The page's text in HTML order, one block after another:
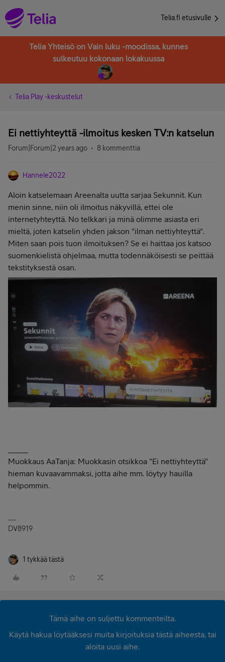
Telia.fi etusivulle
Telia Yhteisö on Vain luku -moodissa, kunnes
sulkeutuu kokonaan lokakuussa
Telia Play -keskustelut
Ei nettiyhteyttä -ilmoitus kesken TV:n katselun
Forum|Forum|2 years ago 8 kommenttia
Hannele2022
Aloin katselemaan Areenalta uutta sarjaa Sekunnit. Kun
menin sinne, niin oli ilmoitus näkyvillä, ettei ole
internetyhteyttä. No telkkari ja minä olimme asiasta eri
mieltä, joten katselin yhden jakson "ilman nettiyhteyttä".
Miten saan pois tuon ilmoituksen? Se ei haittaa jos katsoo
suomenkielistä ohjelmaa, mutta todennäköisesti se peittää
tekstityksestä osan.
Muokkaus AaTanja: Muokkasin otsikkoa "Ei nettiyhteyttä"
hieman kuvaavammaksi, jotta aihe mm. löytyy hauilla
helpommin.
DV8919
1 tykkää tästä
Tämä aihe on suljettu kommenteilta.
Käytä hakua löytääksesi muita kirjoituksia tästä aiheesta, tai
aloita uusi aihe.